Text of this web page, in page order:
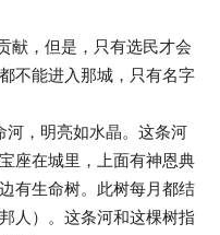
献，但是，只有选民才会
不能进入那城，只有名字
，明亮如水晶。这条河
座在城里，上面有神恩典
有生命树。此树每月都结
人）。这条河和这棵树指